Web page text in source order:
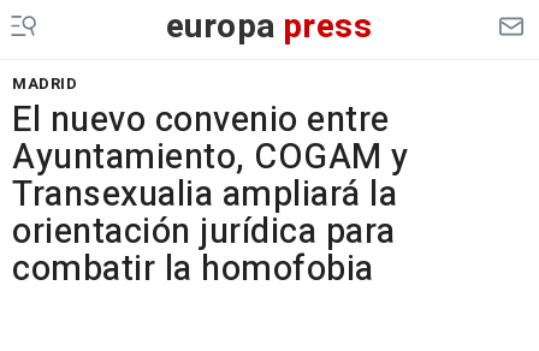
europa press
MADRID
El nuevo convenio entre
Ayuntamiento, COGAM y
Transexualia ampliará la
orientación jurídica para
combatir la homofobia